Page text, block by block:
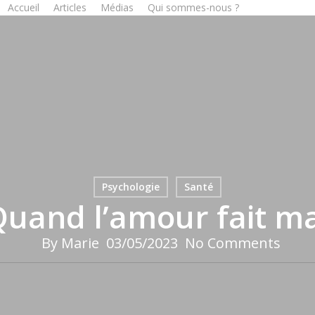
Accueil Articles Médias Qui sommes-nous ?
Psychologie Santé
l’amour fait
By Marie 03/05/2023 No Comments